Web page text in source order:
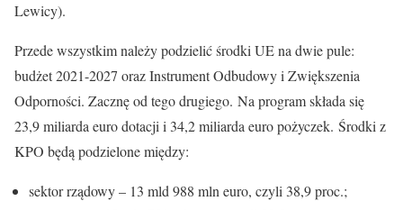
Lewicy).
Przede wszystkim należy podzielić środki UE na dwie pule:
budżet 2021-2027 oraz Instrument Odbudowy i Zwiększenia
Odporności. Zacznę od tego drugiego. Na program składa się
23,9 miliarda euro dotacji i 34,2 miliarda euro pożyczek. Środki z
KPO będą podzielone między:
sektor rządowy – 13 mld 988 mln euro, czyli 38,9 proc.;